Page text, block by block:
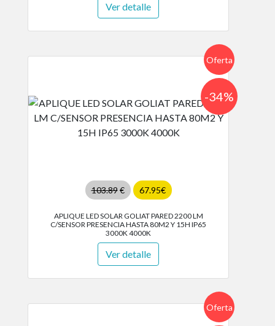
Ver detalle
Oferta
103.89€ 67.95€
-34%
APLIQUE LED SOLAR GOLIAT PARED 2200 LM
C/SENSOR PRESENCIA HASTA 80M2 Y 15H IP65
3000K 4000K
Ver detalle
Oferta